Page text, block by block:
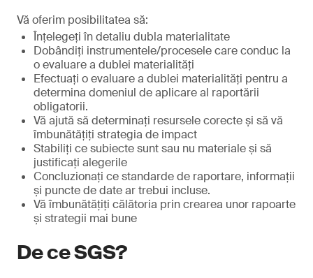
Vă oferim posibilitatea să:
Înțelegeți în detaliu dubla materialitate
Dobândiți instrumentele/procesele care conduc la
o evaluare a dublei materialități
Efectuați o evaluare a dublei materialități pentru a
determina domeniul de aplicare al raportării
obligatorii.
Vă ajută să determinați resursele corecte și să vă
îmbunătățiți strategia de impact
Stabiliți ce subiecte sunt sau nu materiale și să
justificați alegerile
Concluzionați ce standarde de raportare, informații
și puncte de date ar trebui incluse.
Vă îmbunătățiți călătoria prin crearea unor rapoarte
și strategii mai bune
De ce SGS?